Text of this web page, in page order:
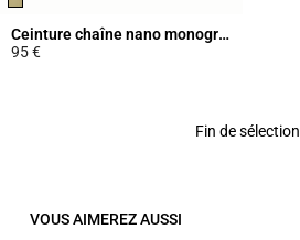
Ceinture chaîne nano monogramme CP
95 €
Fin de sélection
VOUS AIMEREZ AUSSI